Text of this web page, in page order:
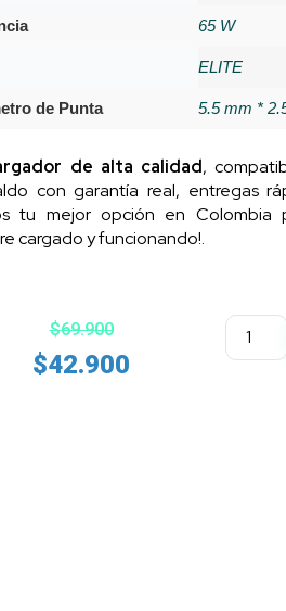
65 W
ELITE
de Punta 5.5 mm *
de alta calidad,
con garantía real, entregas
tu mejor opción en
cargado y funcionando!.
$69.900
$42.900